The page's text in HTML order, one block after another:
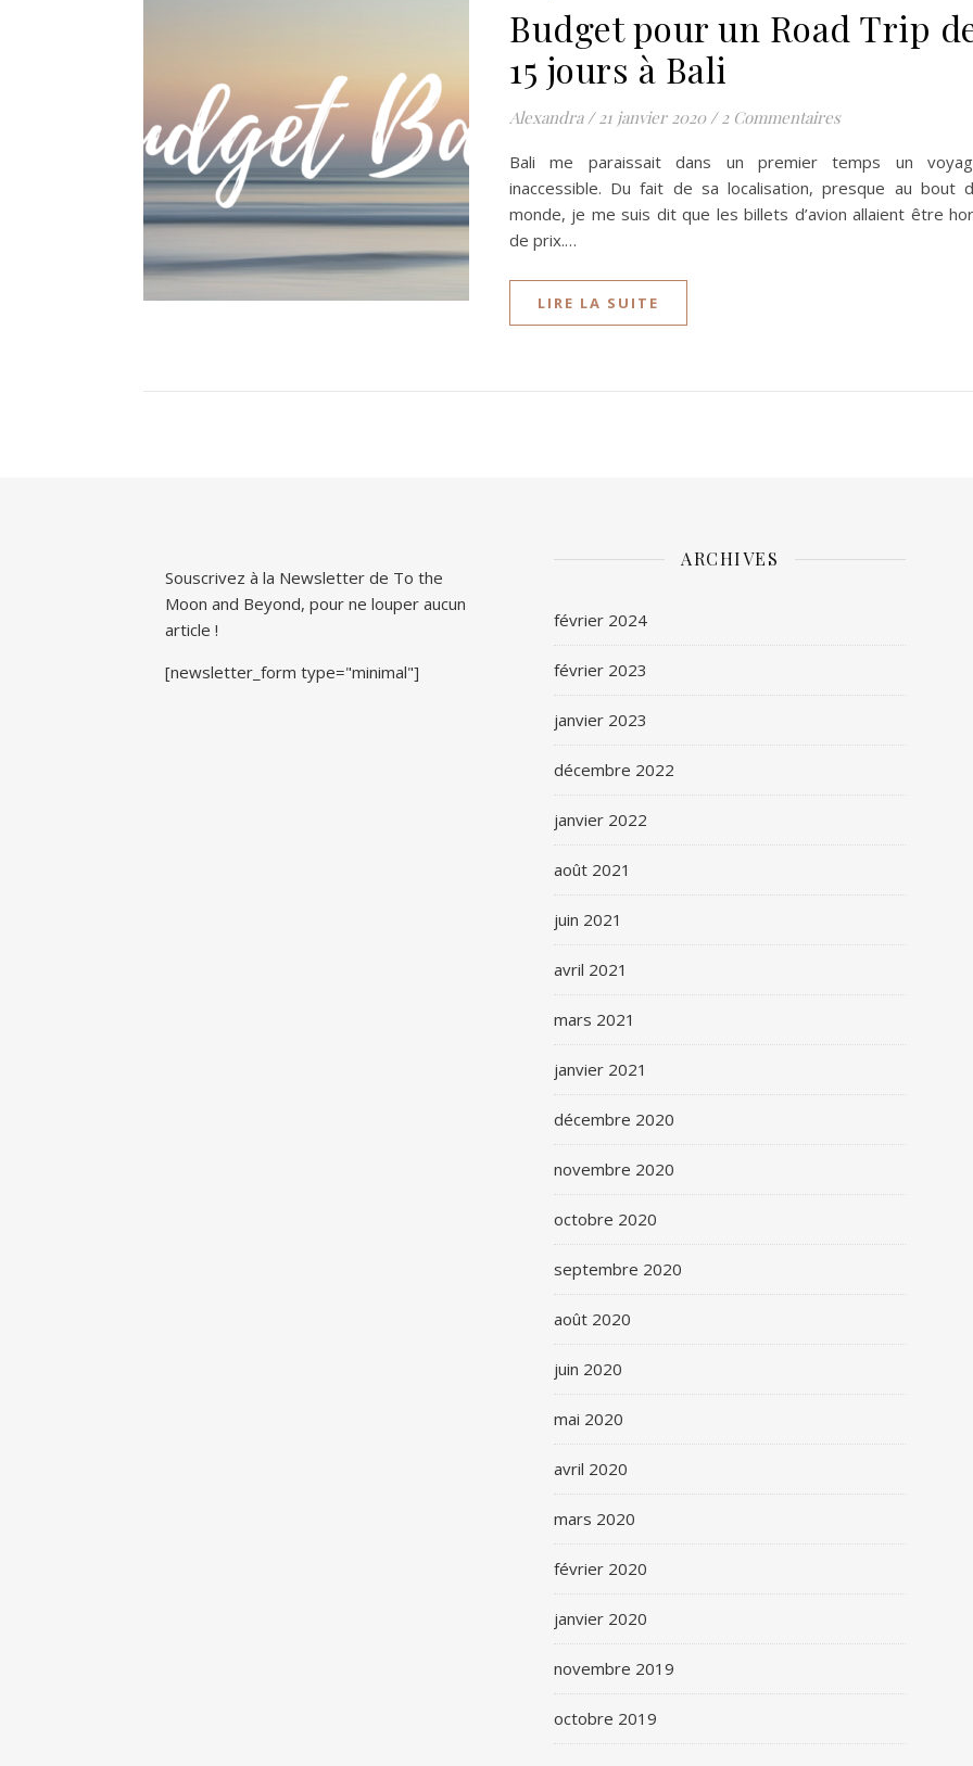
Budget pour un Road Trip
15 jours à Bali
Alexandra / 21 janvier 2020 / 2 Commentaires
Bali me paraissait dans un premier temps un
inaccessible. Du fait de sa localisation, presque au bout
monde, je me suis dit que les billets d’avion allaient être
de prix.…
LIRE LA SUITE
Souscrivez à la Newsletter de To the
Moon and Beyond, pour ne louper aucun
article !
[newsletter_form type="minimal"]
ARCHIVES
février 2024
février 2023
janvier 2023
décembre 2022
janvier 2022
août 2021
juin 2021
avril 2021
mars 2021
janvier 2021
décembre 2020
novembre 2020
octobre 2020
septembre 2020
août 2020
juin 2020
mai 2020
avril 2020
mars 2020
février 2020
janvier 2020
novembre 2019
octobre 2019